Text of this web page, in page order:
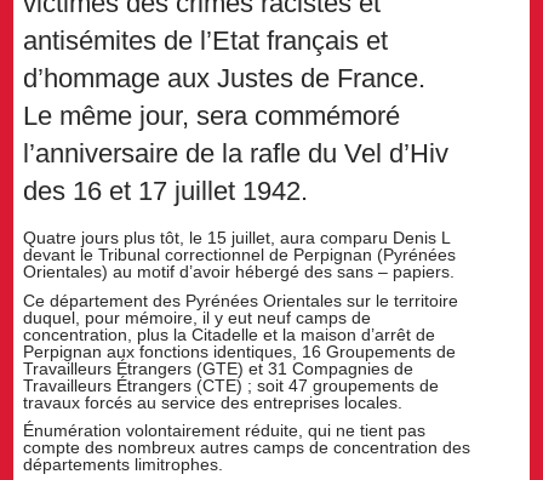
antisémites de l’Etat français et
d’hommage aux Justes de France.
Le même jour, sera commémoré
l’anniversaire de la rafle du Vel d’Hiv
des 16 et 17 juillet 1942.
Quatre jours plus tôt, le 15 juillet, aura comparu Denis L
devant le Tribunal correctionnel de Perpignan (Pyrénées
Orientales) au motif d’avoir hébergé des sans – papiers.
Ce département des Pyrénées Orientales sur le territoire
duquel, pour mémoire, il y eut neuf camps de
concentration, plus la Citadelle et la maison d’arrêt de
Perpignan aux fonctions identiques, 16 Groupements de
Travailleurs Étrangers (GTE) et 31 Compagnies de
Travailleurs Étrangers (CTE) ; soit 47 groupements de
travaux forcés au service des entreprises locales.
Énumération volontairement réduite, qui ne tient pas
compte des nombreux autres camps de concentration des
départements limitrophes.